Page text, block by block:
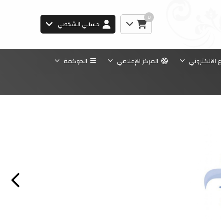
0
حسابي الشخصي
الالكتروني المركز الإعلامي الحوكمة